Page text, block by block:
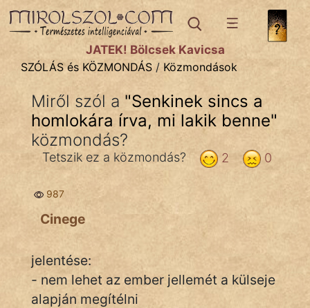
SZÓLÁS ÉS KÖZMONDÁStémák:
Bibliai
Közmondások
Rímelő
Szólások
Tréfás
JÁTÉK! Bölcsek Kavicsa
SZÓLÁS és KÖZMONDÁS / Közmondások
Miről szól a "Senkinek sincs a
homlokára írva, mi lakik benne"
közmondás?
0
2
Tetszik ez a közmondás?
987
Cinege
jelentése:
- nem lehet az ember jellemét a külseje
alapján megítélni